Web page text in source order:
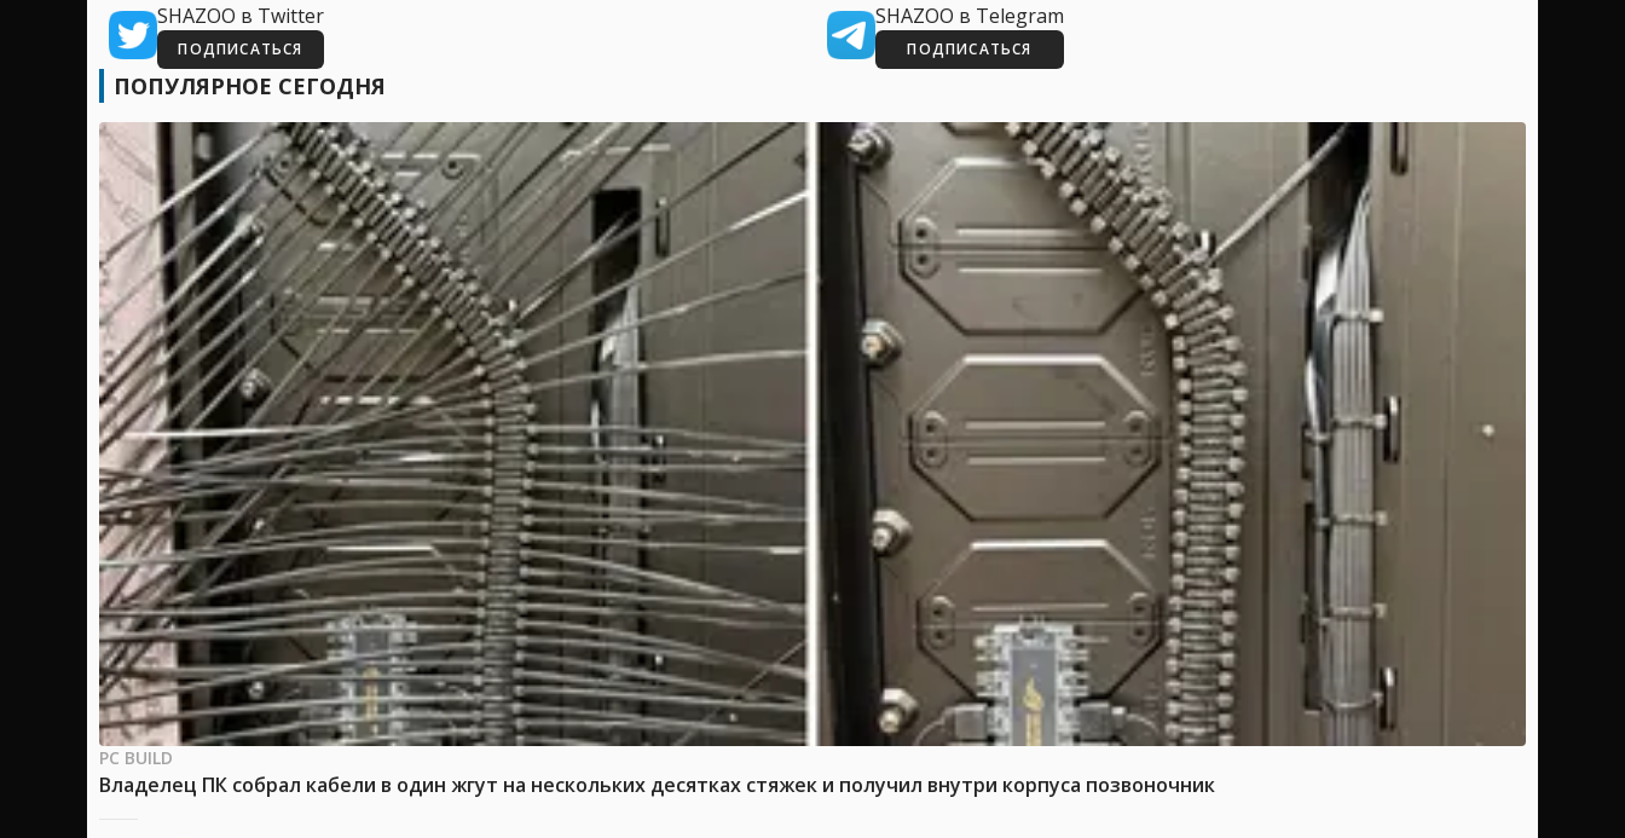
SHAZOO в Twitter
ПОДПИСАТЬСЯ
SHAZOO в Telegram
ПОДПИСАТЬСЯ
ПОПУЛЯРНОЕ СЕГОДНЯ
PC BUILD
Владелец ПК собрал кабели в один жгут на нескольких десятках стяжек и получил внутри корпуса позвоночник